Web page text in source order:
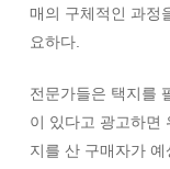
매의 구체적인 과정
요하다.
전문가들은 택지를
이 있다고 광고하면
지를 산 구매자가